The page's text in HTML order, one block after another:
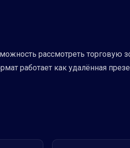
рассмотреть торговую
работает как удалённая